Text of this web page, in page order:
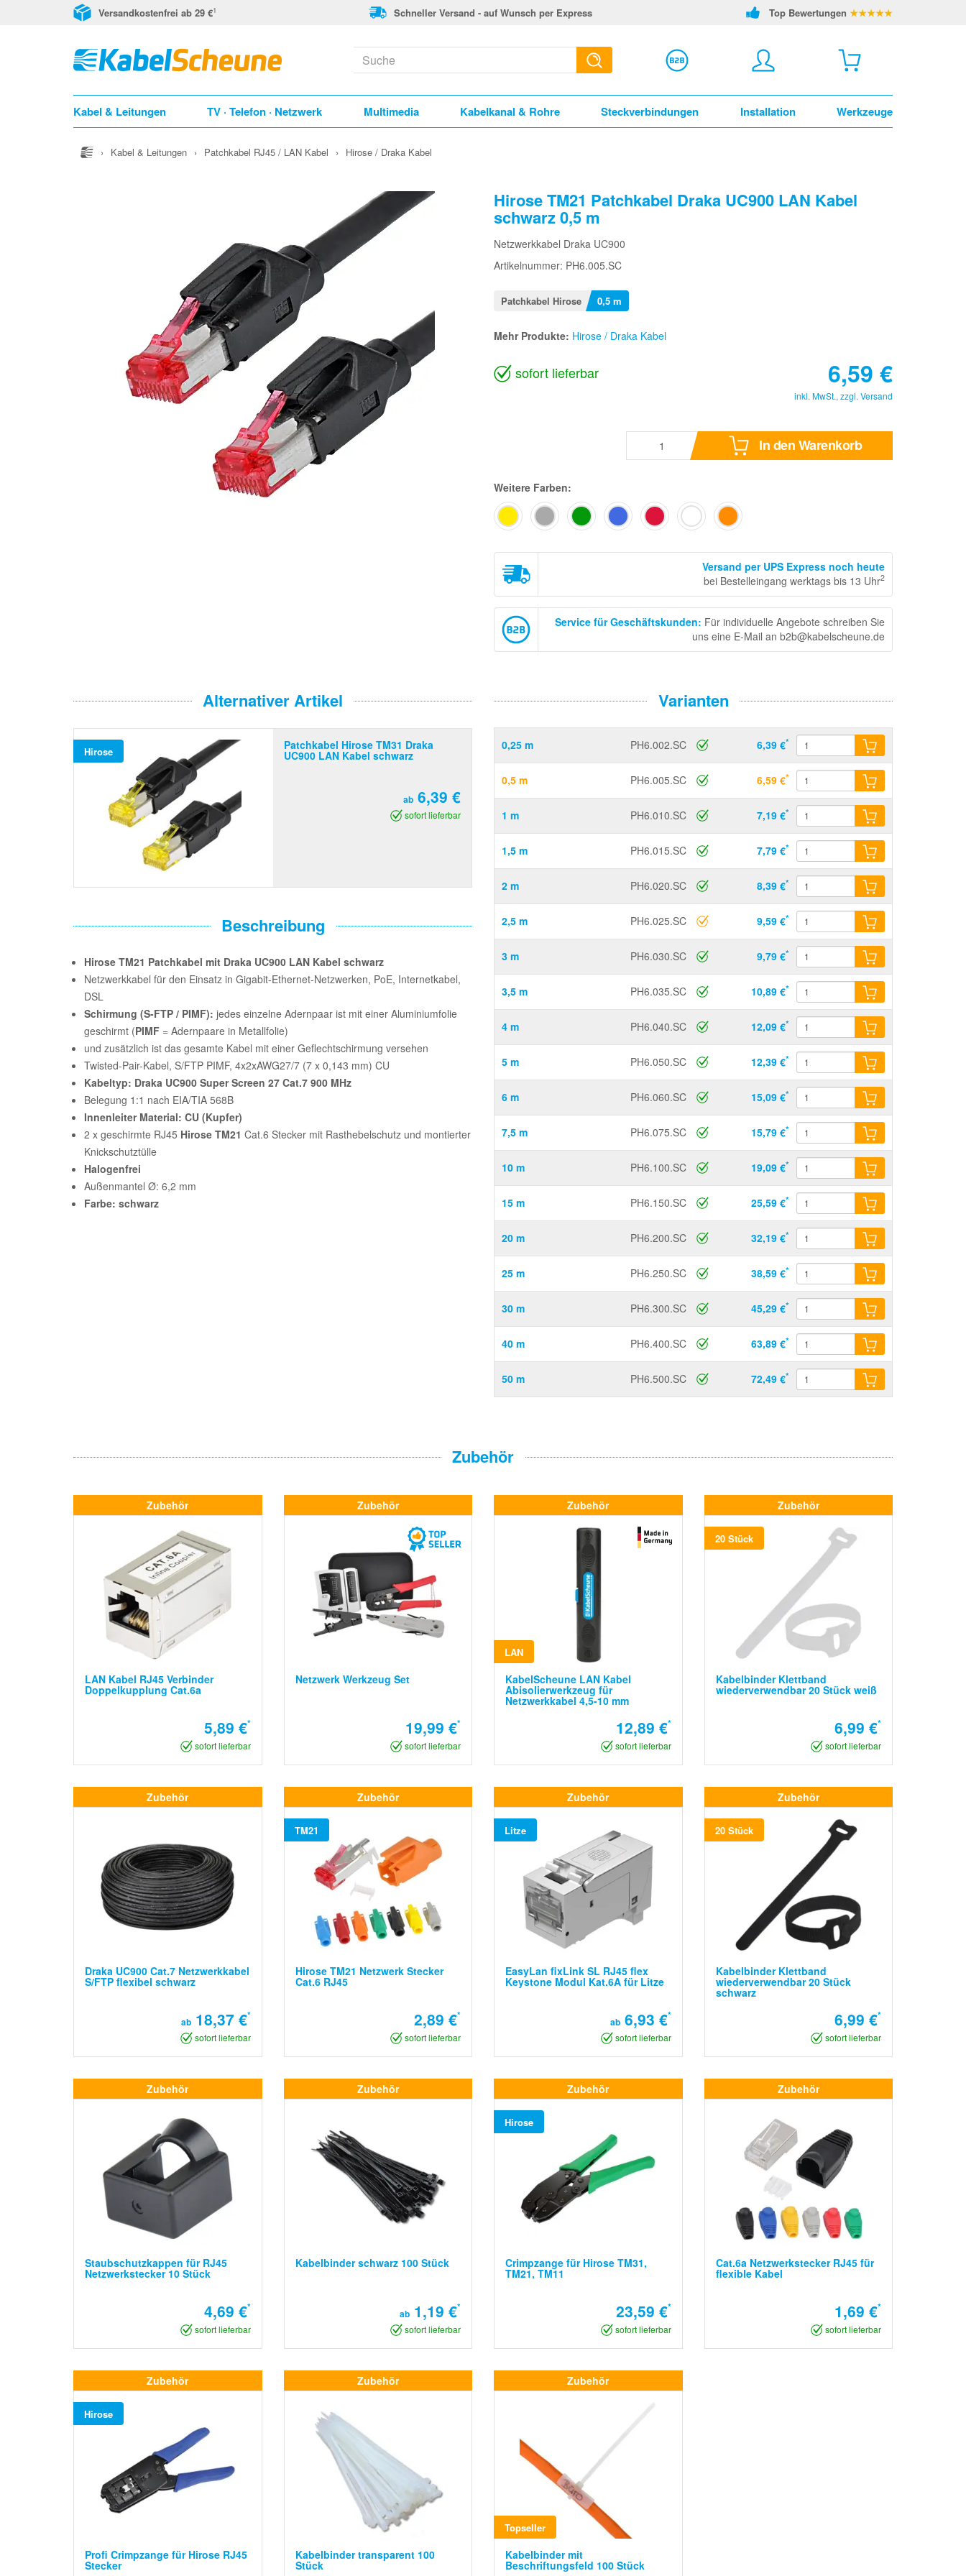
Versandkostenfrei ab 29 €1 Schneller Versand - auf Wunsch per Express Top Bewertungen ★★★★★
Kabel & Leitungen TV · Telefon · Netzwerk Multimedia Kabelkanal & Rohre Steckverbindungen Installation Werkzeuge
› Kabel & Leitungen › Patchkabel RJ45 / LAN Kabel › Hirose / Draka Kabel
Hirose TM21 Patchkabel Draka UC900 LAN Kabel
schwarz 0,5 m
Netzwerkkabel Draka UC900
Artikelnummer: PH6.005.SC
Patchkabel Hirose 0,5 m
Mehr Produkte: Hirose / Draka Kabel
sofort lieferbar 6,59 €
inkl. MwSt., zzgl. Versand
In den Warenkorb
Weitere Farben:
Versand per UPS Express noch heute
bei Bestelleingang werktags bis 13 Uhr2
Service für Geschäftskunden: Für individuelle Angebote schreiben Sie
uns eine E-Mail an b2b@kabelscheune.de
Varianten
0,25 m PH6.002.SC 6,39 €*
0,5 m PH6.005.SC 6,59 €*
1 m PH6.010.SC 7,19 €*
1,5 m PH6.015.SC 7,79 €*
2 m PH6.020.SC 8,39 €*
2,5 m PH6.025.SC 9,59 €*
3 m PH6.030.SC 9,79 €*
3,5 m PH6.035.SC 10,89 €*
4 m PH6.040.SC 12,09 €*
5 m PH6.050.SC 12,39 €*
6 m PH6.060.SC 15,09 €*
7,5 m PH6.075.SC 15,79 €*
10 m PH6.100.SC 19,09 €*
15 m PH6.150.SC 25,59 €*
20 m PH6.200.SC 32,19 €*
25 m PH6.250.SC 38,59 €*
30 m PH6.300.SC 45,29 €*
40 m PH6.400.SC 63,89 €*
50 m PH6.500.SC 72,49 €*
Alternativer Artikel
Hirose Patchkabel Hirose TM31 Draka
UC900 LAN Kabel schwarz
ab 6,39 €
sofort lieferbar
Beschreibung
Hirose TM21 Patchkabel mit Draka UC900 LAN Kabel schwarz
Netzwerkkabel für den Einsatz in Gigabit-Ethernet-Netzwerken, PoE, Internetkabel,
DSL
Schirmung (S-FTP / PIMF): jedes einzelne Adernpaar ist mit einer Aluminiumfolie
geschirmt (PIMF = Adernpaare in Metallfolie)
und zusätzlich ist das gesamte Kabel mit einer Geflechtschirmung versehen
Twisted-Pair-Kabel, S/FTP PIMF, 4x2xAWG27/7 (7 x 0,143 mm) CU
Kabeltyp: Draka UC900 Super Screen 27 Cat.7 900 MHz
Belegung 1:1 nach EIA/TIA 568B
Innenleiter Material: CU (Kupfer)
2 x geschirmte RJ45 Hirose TM21 Cat.6 Stecker mit Rasthebelschutz und montierter
Knickschutztülle
Halogenfrei
Außenmantel Ø: 6,2 mm
Farbe: schwarz
Zubehör
Zubehör
LAN Kabel RJ45 Verbinder
Doppelkupplung Cat.6a
5,89 €*
sofort lieferbar
Zubehör
Netzwerk Werkzeug Set
19,99 €*
sofort lieferbar
Zubehör
LAN
KabelScheune LAN Kabel
Abisolierwerkzeug für
Netzwerkkabel 4,5-10 mm
12,89 €*
sofort lieferbar
Zubehör
20 Stück
Kabelbinder Klettband
wiederverwendbar 20 Stück weiß
6,99 €*
sofort lieferbar
Zubehör
Draka UC900 Cat.7 Netzwerkkabel
S/FTP flexibel schwarz
ab18,37 €*
sofort lieferbar
Zubehör
TM21
Hirose TM21 Netzwerk Stecker
Cat.6 RJ45
2,89 €*
sofort lieferbar
Zubehör
Litze
EasyLan fixLink SL RJ45 flex
Keystone Modul Kat.6A für Litze
ab6,93 €*
sofort lieferbar
Zubehör
20 Stück
Kabelbinder Klettband
wiederverwendbar 20 Stück
schwarz
6,99 €*
sofort lieferbar
Zubehör
Staubschutzkappen für RJ45
Netzwerkstecker 10 Stück
4,69 €*
sofort lieferbar
Zubehör
Kabelbinder schwarz 100 Stück
ab 1,19 €*
sofort lieferbar
Zubehör
Hirose
Crimpzange für Hirose TM31,
TM21, TM11
23,59 €*
sofort lieferbar
Zubehör
Cat.6a Netzwerkstecker RJ45 für
flexible Kabel
1,69 €*
sofort lieferbar
Zubehör
Hirose
Profi Crimpzange für Hirose RJ45
Stecker
Zubehör
Kabelbinder transparent 100
Stück
Zubehör
Topseller
Kabelbinder mit
Beschriftungsfeld 100 Stück